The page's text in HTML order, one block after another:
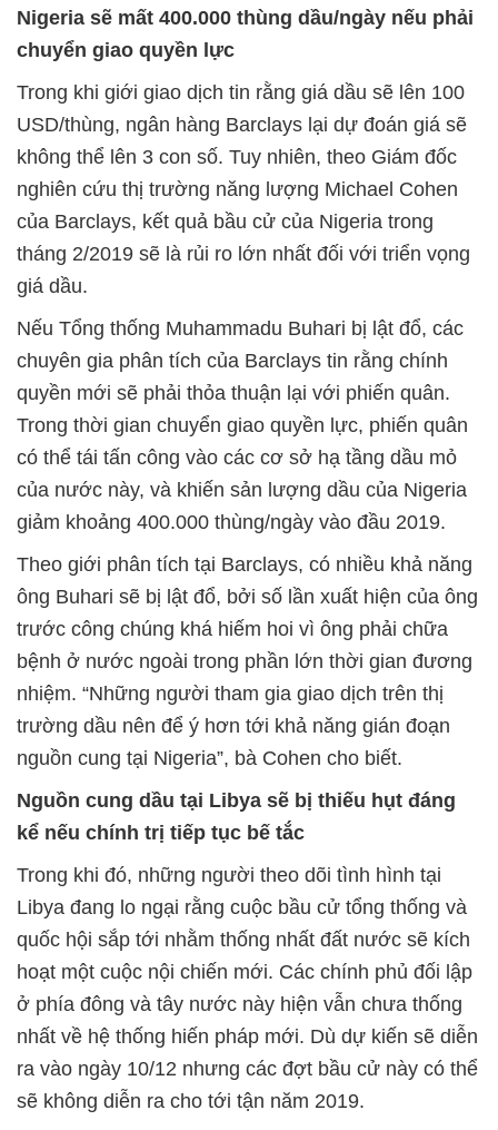
Nigeria sẽ mất 400.000 thùng dầu/ngày nếu phải
chuyển giao quyền lực
Trong khi giới giao dịch tin rằng giá dầu sẽ lên 100
USD/thùng, ngân hàng Barclays lại dự đoán giá sẽ
không thể lên 3 con số. Tuy nhiên, theo Giám đốc
nghiên cứu thị trường năng lượng Michael Cohen
của Barclays, kết quả bầu cử của Nigeria trong
tháng 2/2019 sẽ là rủi ro lớn nhất đối với triển vọng
giá dầu.
Nếu Tổng thống Muhammadu Buhari bị lật đổ, các
chuyên gia phân tích của Barclays tin rằng chính
quyền mới sẽ phải thỏa thuận lại với phiến quân.
Trong thời gian chuyển giao quyền lực, phiến quân
có thể tái tấn công vào các cơ sở hạ tầng dầu mỏ
của nước này, và khiến sản lượng dầu của Nigeria
giảm khoảng 400.000 thùng/ngày vào đầu 2019.
Theo giới phân tích tại Barclays, có nhiều khả năng
ông Buhari sẽ bị lật đổ, bởi số lần xuất hiện của ông
trước công chúng khá hiếm hoi vì ông phải chữa
bệnh ở nước ngoài trong phần lớn thời gian đương
nhiệm. “Những người tham gia giao dịch trên thị
trường dầu nên để ý hơn tới khả năng gián đoạn
nguồn cung tại Nigeria”, bà Cohen cho biết.
Nguồn cung dầu tại Libya sẽ bị thiếu hụt đáng
kể nếu chính trị tiếp tục bế tắc
Trong khi đó, những người theo dõi tình hình tại
Libya đang lo ngại rằng cuộc bầu cử tổng thống và
quốc hội sắp tới nhằm thống nhất đất nước sẽ kích
hoạt một cuộc nội chiến mới. Các chính phủ đối lập
ở phía đông và tây nước này hiện vẫn chưa thống
nhất về hệ thống hiến pháp mới. Dù dự kiến sẽ diễn
ra vào ngày 10/12 nhưng các đợt bầu cử này có thể
sẽ không diễn ra cho tới tận năm 2019.